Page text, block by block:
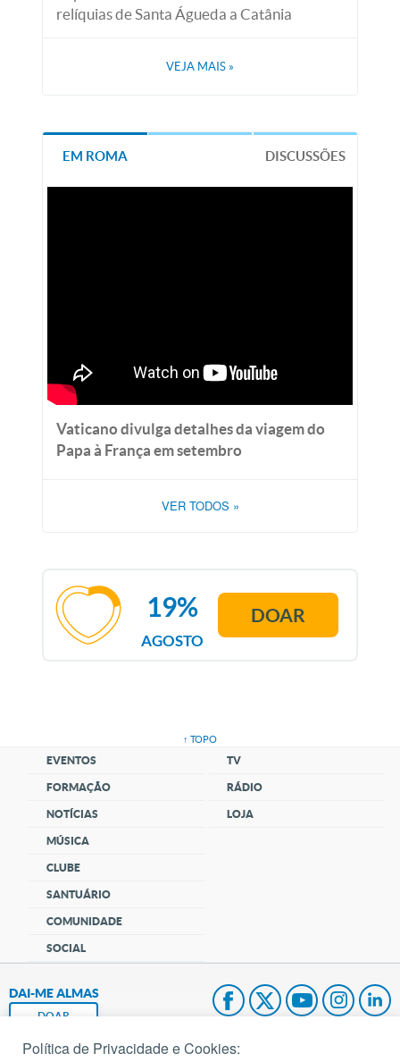
relíquias de Santa Águeda a Catânia
VEJA MAIS »
EM ROMA DISCUSSÕES
Vaticano divulga detalhes da viagem do
Papa à França em setembro
VER TODOS »
AGOSTO
19% DOAR
↑ TOPO
EVENTOS
FORMAÇÃO
NOTÍCIAS
MÚSICA
CLUBE
SANTUÁRIO
COMUNIDADE
SOCIAL
TV
RÁDIO
LOJA
DAI-ME ALMAS
DOAR
Fundação João Paulo II
Política de Privacidade e Cookies: